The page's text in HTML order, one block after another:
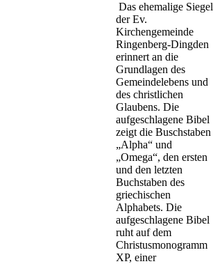
Das ehemalige Siegel
der Ev.
Kirchengemeinde
Ringenberg-Dingden
erinnert an die
Grundlagen des
Gemeindelebens und
des christlichen
Glaubens. Die
aufgeschlagene Bibel
zeigt die Buschstaben
„Alpha“ und
„Omega“, den ersten
und den letzten
Buchstaben des
griechischen
Alphabets. Die
aufgeschlagene Bibel
ruht auf dem
Christusmonogramm
XP, einer